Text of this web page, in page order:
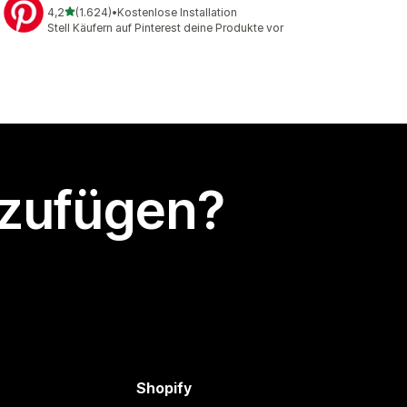
4,2von 5 Sternen
(1.624)
1624 Rezensionen insgesamt
•Kostenlose Installation
Stell Käufern auf Pinterest deine Produkte vor
Shopify